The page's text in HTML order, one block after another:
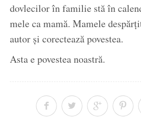
dovlecilor în familie stă în
mele ca mamă. Mamele
autor și corectează povestea.
Asta e povestea noastră.